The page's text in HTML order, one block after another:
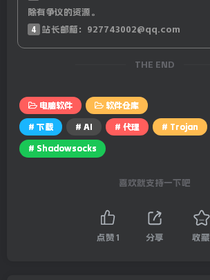
除有争议的资源。
4 站长邮箱：927743002@qq.com
THE END
电脑软件 软件仓库
# 下载 # AI # 代理 # Trojan
# Shadowsocks
喜欢就支持一下吧
点赞 1 分享 收藏